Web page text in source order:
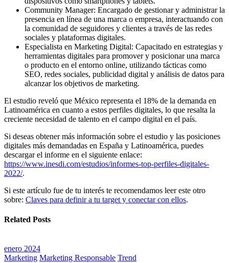
Community Manager: Encargado de gestionar y administrar la
presencia en línea de una marca o empresa, interactuando con
la comunidad de seguidores y clientes a través de las redes
sociales y plataformas digitales.
Especialista en Marketing Digital: Capacitado en estrategias y
herramientas digitales para promover y posicionar una marca
o producto en el entorno online, utilizando tácticas como
SEO, redes sociales, publicidad digital y análisis de datos para
alcanzar los objetivos de marketing.
El estudio reveló que México representa el 18% de la demanda en
Latinoamérica en cuanto a estos perfiles digitales, lo que resalta la
creciente necesidad de talento en el campo digital en el país.
Si deseas obtener más información sobre el estudio y las posiciones
digitales más demandadas en España y Latinoamérica, puedes
descargar el informe en el siguiente enlace:
https://www.inesdi.com/estudios/informes-top-perfiles-digitales-
2022/.
Si este artículo fue de tu interés te recomendamos leer este otro
sobre: Claves para definir a tu target y conectar con ellos.
Related Posts
enero 2024
Marketing Marketing Responsable Trend